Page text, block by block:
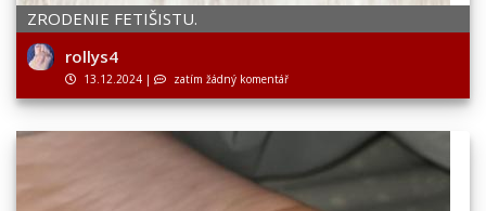
ZRODENIE FETIŠISTU.
rollys4
13.12.2024 | zatím žádný komentář